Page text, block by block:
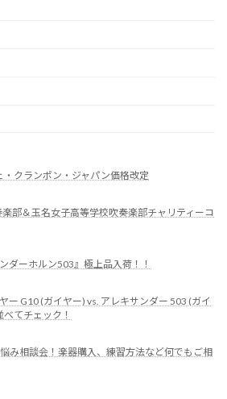
クランポン・ジャパン価格改定
部＆玉名女子高等学校吹奏楽部チャリティーコ
ダーホルン503』極上品入荷！！
ー G10 (ガイヤー) vs. アレキサンダー 503 (ガイ
てチェック！
み相談会！楽器購入、練習方法など何でもご相